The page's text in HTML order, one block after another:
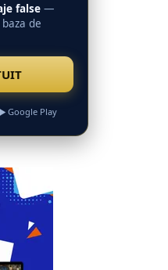
false —
de
Google Play